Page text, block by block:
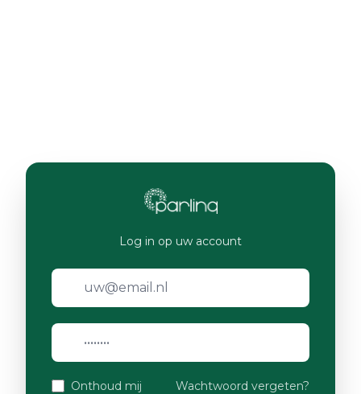
Log in op uw account
Onthoud mij Wachtwoord vergeten?